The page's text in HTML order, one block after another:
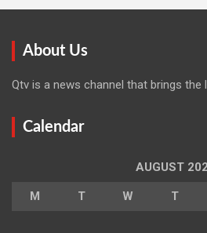
About Us
Qtv is a news channel that brings the
Calendar
AUGUST
M T W T